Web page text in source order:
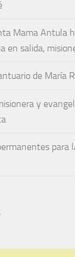
Mama Antula
en salida,
de María
y
para